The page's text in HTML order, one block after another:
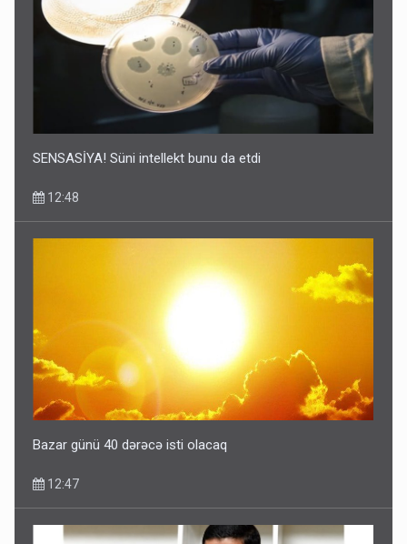
SENSASİYA! Süni intellekt bunu da etdi
12:48
Bazar günü 40 dərəcə isti olacaq
12:47